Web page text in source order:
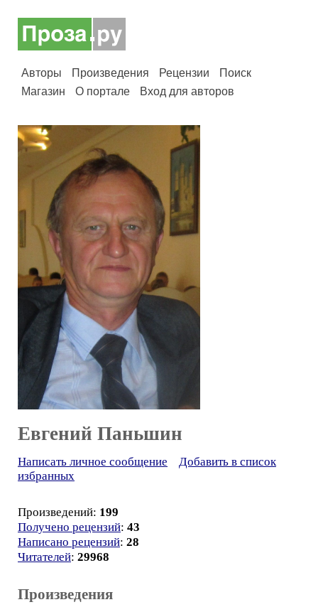
Авторы Произведения Рецензии
Поиск
Магазин
О портале Вход для авторов
Евгений Паньшин
Написать личное сообщение
Добавить в список
избранных
Произведений: 199
Получено рецензий: 43
Написано рецензий: 28
Читателей: 29968
Произведения